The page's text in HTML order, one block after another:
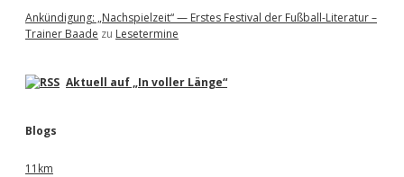
Ankündigung: „Nachspielzeit“ — Erstes Festival der Fußball-Literatur –
Trainer Baade zu Lesetermine
Aktuell auf „In voller Länge“
Blogs
11km